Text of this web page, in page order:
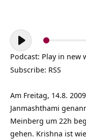
Audio-
Player
Podcast: Play in new
Subscribe: RSS
Am Freitag, 14.8.
Janmashthami
Meinberg um 22h
gehen. Krishna ist